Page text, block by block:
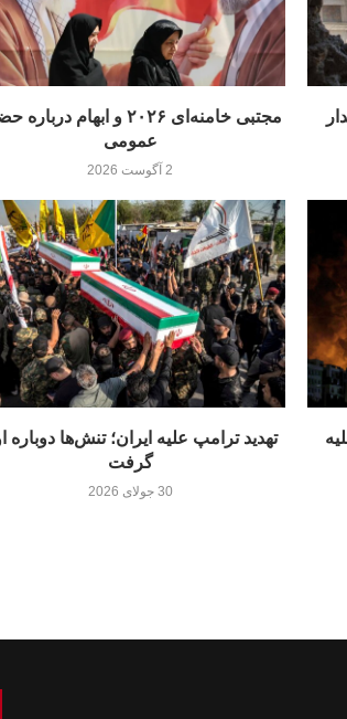
مجتبی خامنه‌ای ۲۰۲۶ و ابهام
عمومی
2 آگوست 2026
و هشدار
تهدید ترامپ علیه ایران؛ تنش‌ها دوباره
گرفت
30 جولای 2026